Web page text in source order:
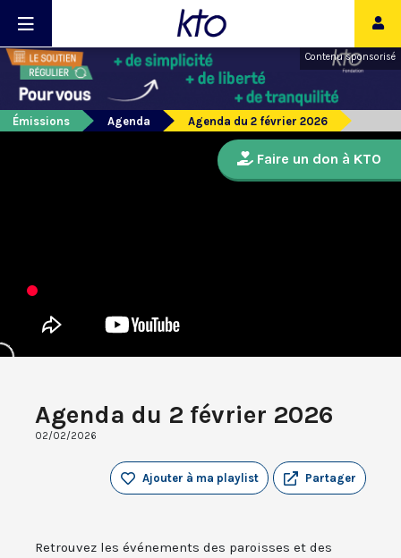
Contenu sponsorisé
Émissions Agenda Agenda du 2 février 2026
Agenda du 2 février 2026
02/02/2026
Partager
Ajouter à ma playlist
Retrouvez les événements des paroisses et des
Faire un don à KTO